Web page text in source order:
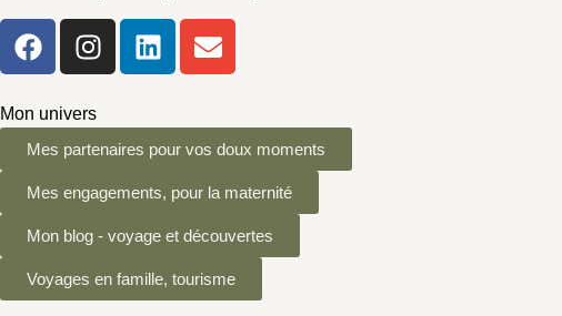
Mon univers
Mes partenaires pour vos doux moments
Mes engagements, pour la maternité
Mon blog - voyage et découvertes
Voyages en famille, tourisme